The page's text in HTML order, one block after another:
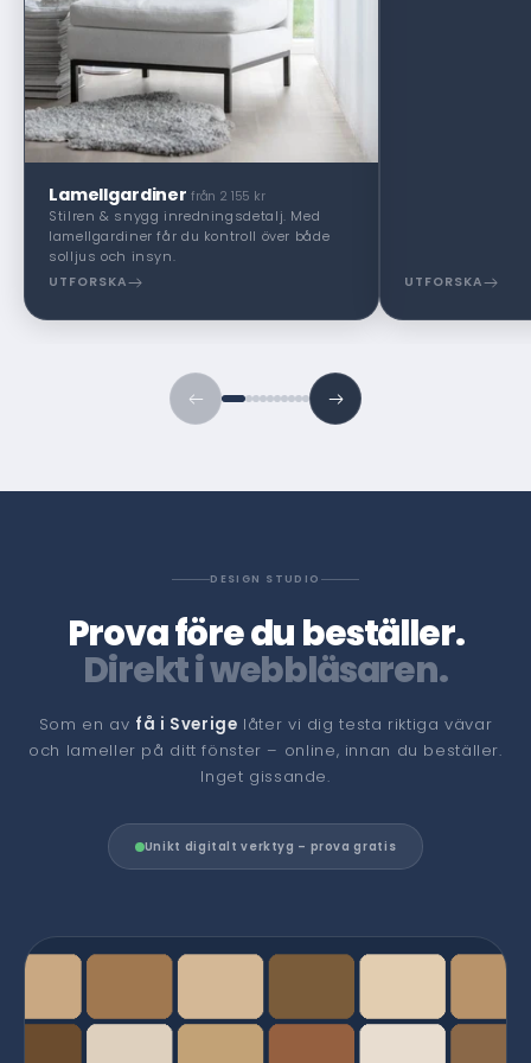
Lamellgardiner från 2 155 kr
Stilren & snygg inredningsdetalj. Med
lamellgardiner får du kontroll över både
solljus och insyn.
UTFORSKA UTFORSKA
DESIGN STUDIO
Prova före du beställer.
Direkt i webbläsaren.
Som en av få i Sverige låter vi dig testa riktiga vävar
och lameller på ditt fönster – online, innan du beställer.
Inget gissande.
Unikt digitalt verktyg – prova gratis